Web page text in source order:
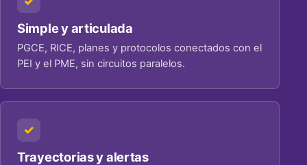
Simple y articulada
PGCE, RICE, planes y protocolos conectados con el
PEI y el PME, sin circuitos paralelos.
Trayectorias y alertas